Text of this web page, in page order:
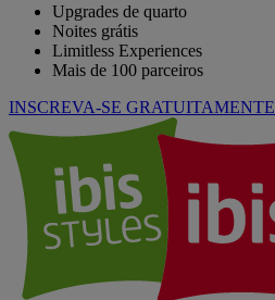
Upgrades de quarto
Noites grátis
Limitless Experiences
Mais de 100 parceiros
INSCREVA-SE GRATUITAMENTE